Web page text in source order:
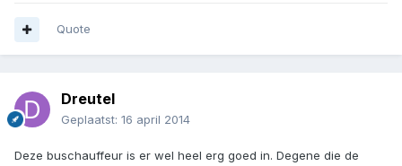
Quote
Dreutel
Geplaatst: 16 april 2014
Deze buschauffeur is er wel heel erg goed in. Degene die de